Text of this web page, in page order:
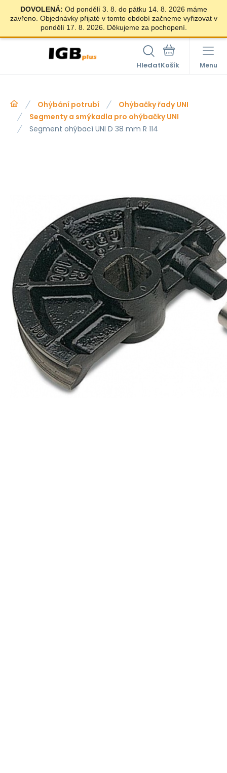
DOVOLENÁ: Od pondělí 3. 8. do pátku 14. 8. 2026 máme
zavřeno. Objednávky přijaté v tomto období začneme vyřizovat v
pondělí 17. 8. 2026. Děkujeme za pochopení.
Hledat Menu
Ohýbání potrubí
Ohýbačky řady UNI
Segmenty a smýkadla pro ohýbačky UNI
Segment ohýbací UNI D 38 mm R 114